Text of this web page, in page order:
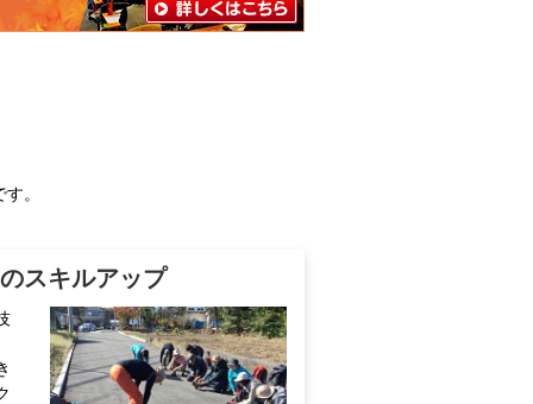
。
スキルアップ